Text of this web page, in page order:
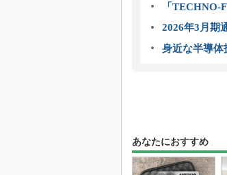
「TECHNO-
2026年3月期
身近な半導
あなたにおすすめ